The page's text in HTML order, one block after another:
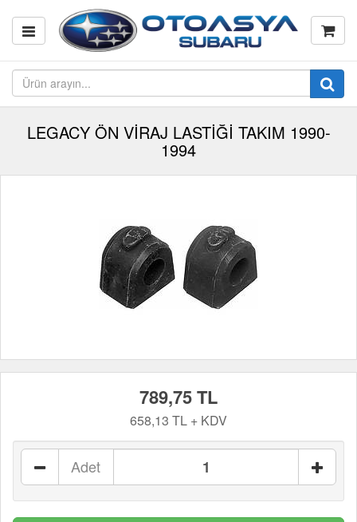
LEGACY ÖN VİRAJ LASTİĞİ TAKIM 1990-
1994
789,75 TL
658,13 TL + KDV
Adet